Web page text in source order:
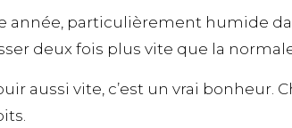
année, particulièrement humide
deux fois plus vite que la
aussi vite, c’est un vrai bonheur.